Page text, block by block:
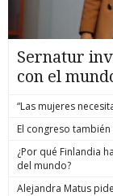
Sernatur
con el
“Las mujeres
El congreso
¿Por qué Finlandia
del mundo?
Alejandra Matus